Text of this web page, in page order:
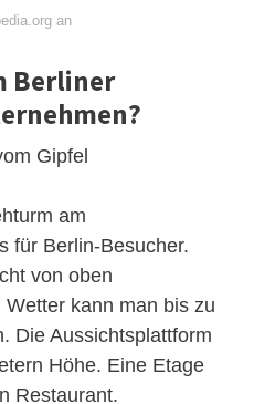
an
Berliner
Gipfel
am
für Berlin-Besucher.
von oben
kann man bis zu
Die Aussichtsplattform
Höhe. Eine Etage
Restaurant.